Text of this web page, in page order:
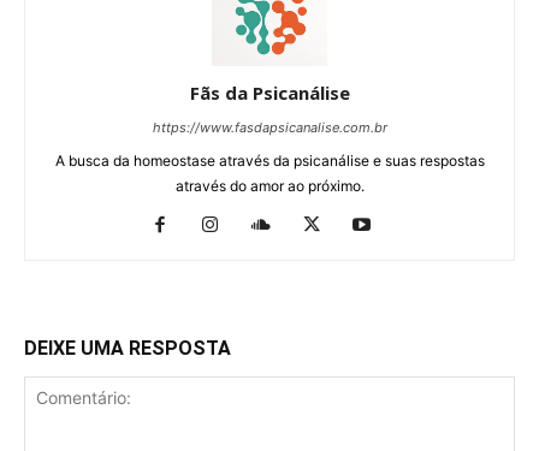
Fãs da Psicanálise
https://www.fasdapsicanalise.com.br
A busca da homeostase através da psicanálise e suas respostas
através do amor ao próximo.
DEIXE UMA RESPOSTA